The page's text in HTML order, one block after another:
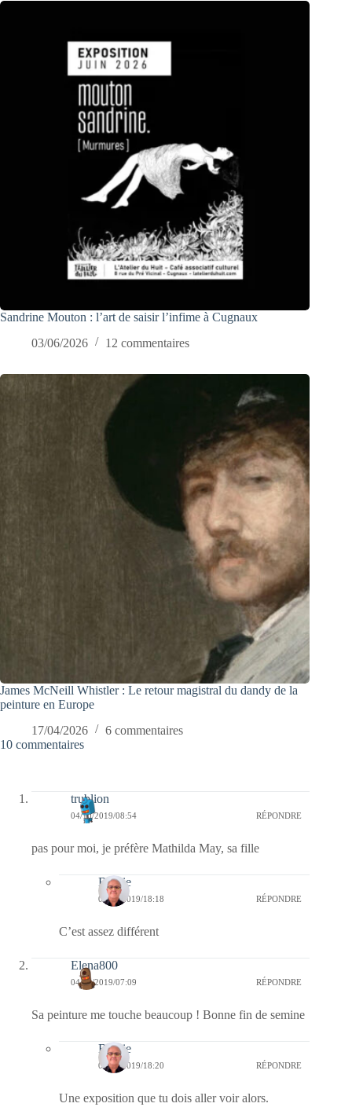
Sandrine Mouton : l’art de saisir l’infime à Cugnaux
03/06/2026
12 commentaires
James McNeill Whistler : Le retour magistral du dandy de la
peinture en Europe
17/04/2026
6 commentaires
10 commentaires
trublion
04/10/2019/08:54 RÉPONDRE
pas pour moi, je préfère Mathilda May, sa fille
Bernie
06/10/2019/18:18 RÉPONDRE
C’est assez différent
Elena800
04/10/2019/07:09 RÉPONDRE
Sa peinture me touche beaucoup ! Bonne fin de semine
Bernie
06/10/2019/18:20 RÉPONDRE
Une exposition que tu dois aller voir alors.